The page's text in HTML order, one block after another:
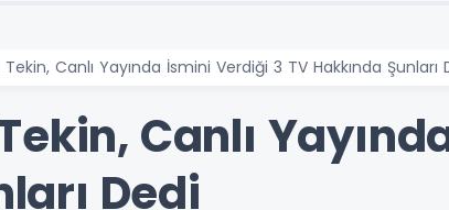
Canlı Yayında İsmini Verdiği 3 TV Hakkında Şunları
Canlı
Dedi